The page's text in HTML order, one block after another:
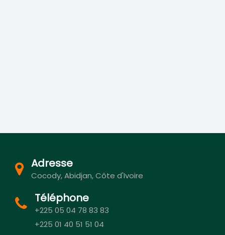
Adresse
Cocody, Abidjan, Côte d'Ivoire
Téléphone
+225 05 04 78 83 83
+225 01 40 51 51 04